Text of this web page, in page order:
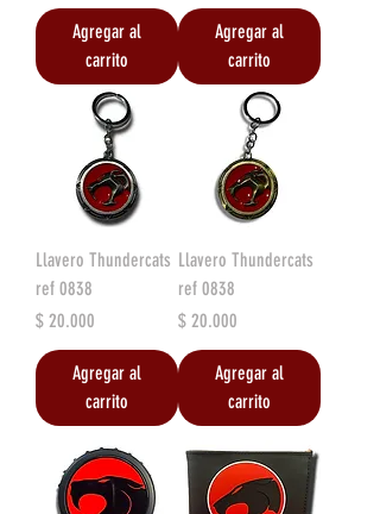
Agregar al
carrito
Agregar al
carrito
Llavero Thundercats
ref 0838
Precio
$ 20.000
Agregar al
carrito
Llavero Thundercats
ref 0838
Precio
$ 20.000
Agregar al
carrito